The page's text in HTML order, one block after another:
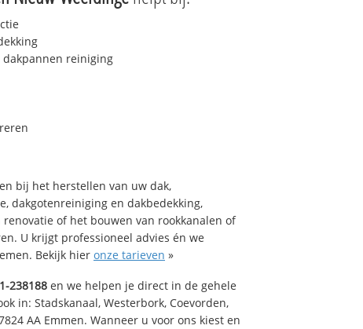
dakpannen reiniging
bij het herstellen van uw dak,
dakgotenreiniging en dakbedekking,
of het bouwen van rookkanalen of
U krijgt professioneel advies én we
Bekijk hier onze tarieven »
238188 en we helpen je direct in de gehele
in: Stadskanaal, Westerbork, Coevorden,
AA Emmen. Wanneer u voor ons kiest en